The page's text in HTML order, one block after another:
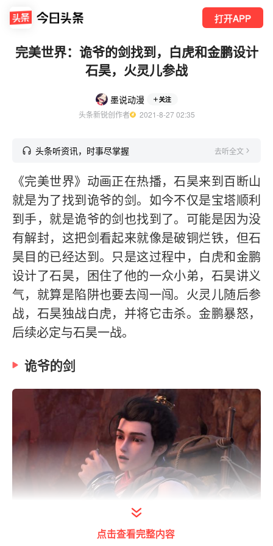
打开APP
完美世界：诡爷的剑找到，白虎和金鹏设计
石昊，火灵儿参战
墨说动漫 关注
头条新锐创作者
  2021-8-27 02:35
头条听资讯，时事尽掌握 去听全文
《完美世界》动画正在热播，石昊来到百断山
就是为了找到诡爷的剑。如今不仅是宝塔顺利
到手，就是诡爷的剑也找到了。可能是因为没
有解封，这把剑看起来就像是破铜烂铁，但石
昊目的已经达到。只是这过程中，白虎和金鹏
设计了石昊，困住了他的一众小弟，石昊讲义
气，就算是陷阱也要去闯一闯。火灵儿随后参
战，石昊独战白虎，并将它击杀。金鹏暴怒，
后续必定与石昊一战。
诡爷的剑
打开今日头条查看图片详情
点击查看完整内容